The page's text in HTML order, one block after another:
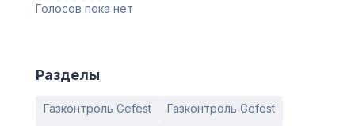
Голосов пока нет
Разделы
Газконтроль Gefest
Газконтроль Gefest